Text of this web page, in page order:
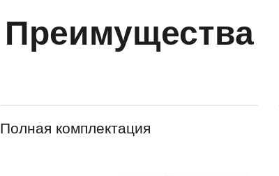
Преимущества
Полная комплектация